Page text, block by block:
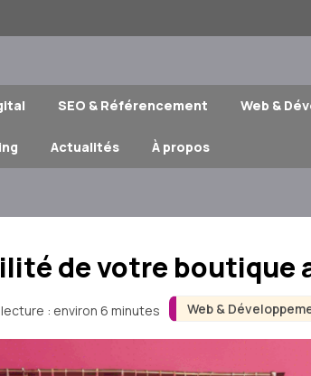
SEO & Référencement Web &
Actualités À propos
Web &
de votre boutique
: environ 6 minutes